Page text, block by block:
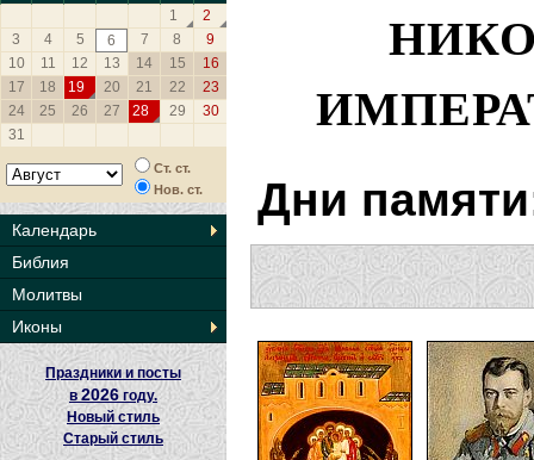
1
2
3
4 5 6 7 8
9
10
11 12 13 14 15
16
17
18 19 20 21 22
23
24
25 26 27 28 29
30
31
Ст. ст.
Нов. ст.
Календарь
Библия
Молитвы
Иконы
Праздники и посты
в2026 году.
Новый стиль
Старый стиль
Дни